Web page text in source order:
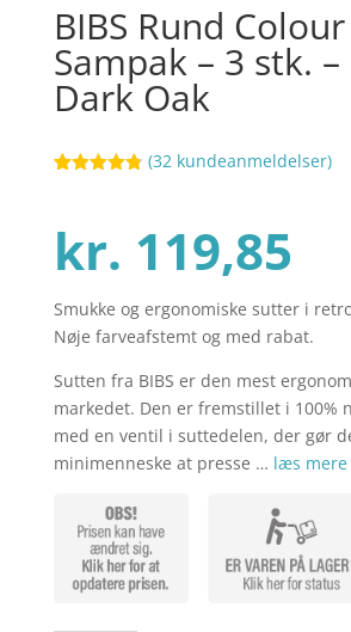
BIBS Rund
Sampak – 3 stk. –
Dark Oak
baseret på
kundebedøm
melser
(32 kundeanmeldelser)
kr. 119,85
Smukke og ergonomiske sutter i
Nøje farveafstemt og med rabat.
Sutten fra BIBS er den mest
markedet. Den er fremstillet i 100%
med en ventil i suttedelen, der gør
minimenneske at presse … læs